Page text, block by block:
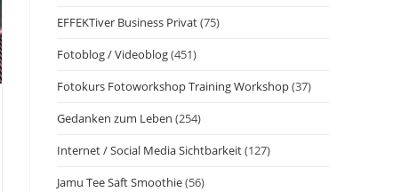
EFFEKTiver Business Privat(75)
Fotoblog / Videoblog(451)
Fotokurs Fotoworkshop Training Workshop(37)
Gedanken zum Leben (254)
Internet / Social Media Sichtbarkeit(127)
Jamu Tee Saft Smoothie(56)